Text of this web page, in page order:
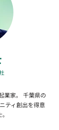
業家。 千葉県の
ティ創出を得意